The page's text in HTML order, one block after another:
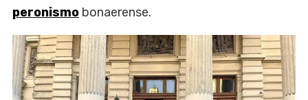
peronismo bonaerense.